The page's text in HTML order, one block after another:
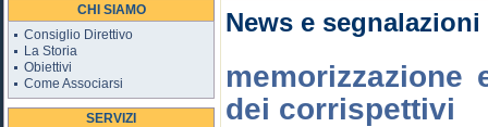
CHI SIAMO
Consiglio Direttivo
La Storia
Obiettivi
Come Associarsi
SERVIZI
News e segnalazioni
memorizzazione
dei corrispettivi